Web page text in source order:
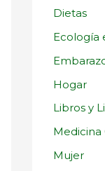
Dietas
Ecología
Hogar
Libros y
Medicina
Mujer